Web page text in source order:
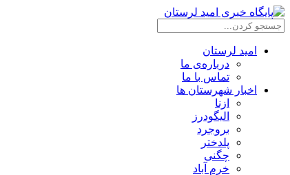
امید لرستان
درباره‌ی ما
تماس با ما
اخبار شهرستان ها
ازنا
الیگودرز
بروجرد
پلدختر
چگنی
خرم آباد